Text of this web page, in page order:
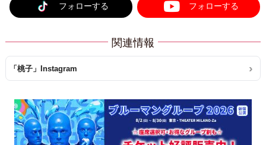
フォローする フォローする
関連情報
「桃子」Instagram